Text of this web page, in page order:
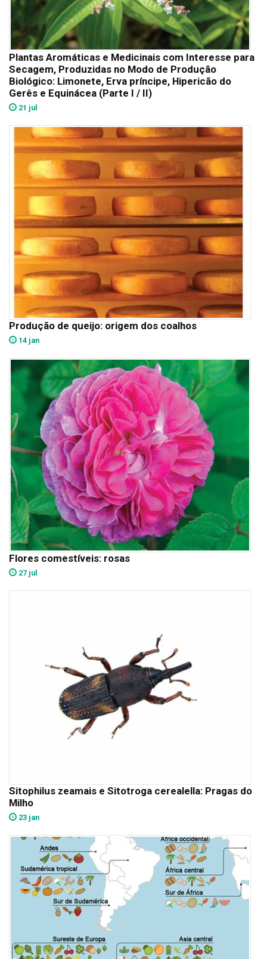
Plantas Aromáticas e Medicinais com Interesse para
Secagem, Produzidas no Modo de Produção
Biológico: Limonete, Erva príncipe, Hipericão do
Gerês e Equinácea (Parte I / II)
21 jul
Produção de queijo: origem dos coalhos
14 jan
Flores comestíveis: rosas
27 jul
Sitophilus zeamais e Sitotroga cerealella: Pragas do
Milho
23 jan